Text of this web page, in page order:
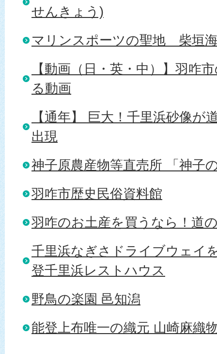
せんきょう)
マリンスポーツの聖地＿柴垣
【動画（日・英・中）】羽咋
る動画
【通年】 巨大！千里浜砂像が
出現
神子原農産物等直売所 「神子
羽咋市歴史民俗資料館
羽咋のお土産を買うなら！道
千里浜なぎさドライブウェイ
登千里浜レストハウス
野鳥の楽園 邑知潟
能登上布唯一の織元 山崎麻織